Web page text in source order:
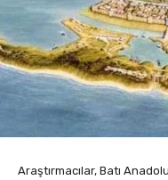
Araştırmacılar, Batı